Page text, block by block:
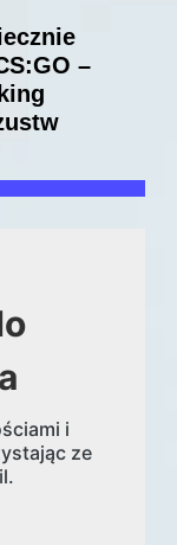
–
i
ze